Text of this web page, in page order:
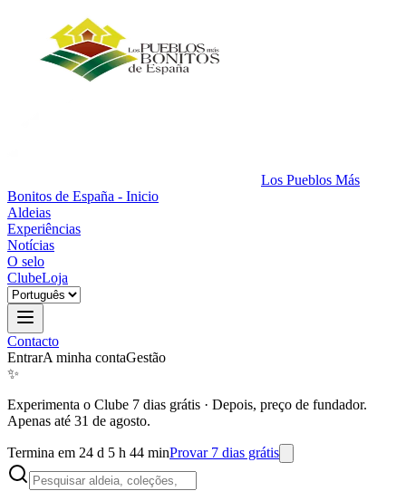
Los Pueblos Más
Bonitos de España - Inicio
Aldeias
Experiências
Notícias
O selo
ClubeLoja
Contacto
EntrarA minha contaGestão
✨
Experimenta o Clube 7 dias grátis · Depois, preço de fundador.
Apenas até 31 de agosto.
Termina em 24 d 5 h 44 minProvar 7 dias grátis